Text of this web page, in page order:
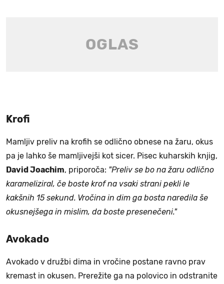
Krofi
Mamljiv preliv na krofih se odlično obnese na žaru, okus
pa je lahko še mamljivejši kot sicer. Pisec kuharskih knjig,
David Joachim, priporoča: "Preliv se bo na žaru odlično
karameliziral, če boste krof na vsaki strani pekli le
kakšnih 15 sekund. Vročina in dim ga bosta naredila še
okusnejšega in mislim, da boste presenečeni."
Avokado
Avokado v družbi dima in vročine postane ravno prav
kremast in okusen. Prerežite ga na polovico in odstranite